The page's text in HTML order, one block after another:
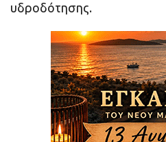
υδροδότησης.